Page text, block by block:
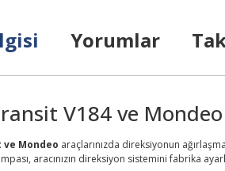
Yorumlar
V184 ve
Mondeo araçlarınızda direksiyonun
aracınızın direksiyon sistemini fabrika